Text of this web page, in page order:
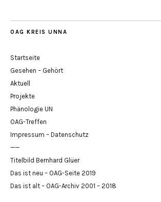
OAG KREIS UNNA
Startseite
Gesehen – Gehört
Aktuell
Projekte
Phänologie UN
OAG-Treffen
Impressum – Datenschutz
——
Titelbild Bernhard Glüer
Das ist neu – OAG-Seite 2019
Das ist alt – OAG-Archiv 2001 – 2018